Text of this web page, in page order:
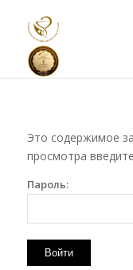
Это содержимое
просмотра
Пароль: